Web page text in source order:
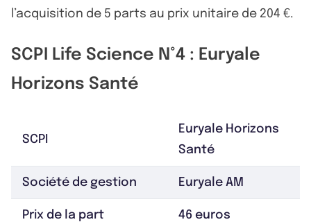
l’acquisition de 5 parts au prix unitaire de 204 €.
SCPI Life Science N°4 : Euryale
Horizons Santé
SCPI
Euryale Horizons
Santé
Société de gestion Euryale AM
Prix de la part 46 euros